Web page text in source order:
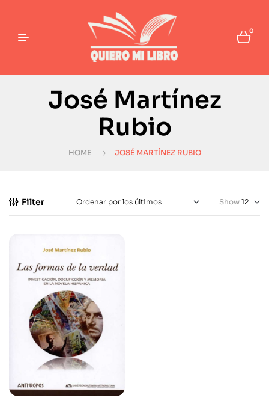
0
José Martínez
Rubio
HOME JOSÉ MARTÍNEZ RUBIO
Filter Show